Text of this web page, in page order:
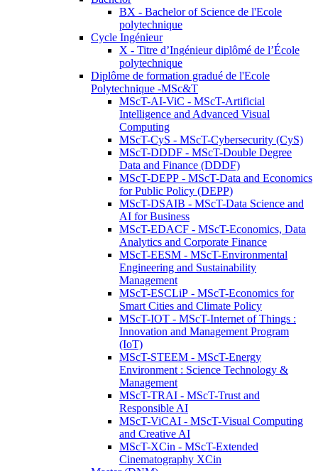
BX - Bachelor of Science de l'Ecole
polytechnique
Cycle Ingénieur
X - Titre d’Ingénieur diplômé de l’École
polytechnique
Diplôme de formation gradué de l'Ecole
Polytechnique -MSc&T
MScT-AI-ViC - MScT-Artificial
Intelligence and Advanced Visual
Computing
MScT-CyS - MScT-Cybersecurity (CyS)
MScT-DDDF - MScT-Double Degree
Data and Finance (DDDF)
MScT-DEPP - MScT-Data and Economics
for Public Policy (DEPP)
MScT-DSAIB - MScT-Data Science and
AI for Business
MScT-EDACF - MScT-Economics, Data
Analytics and Corporate Finance
MScT-EESM - MScT-Environmental
Engineering and Sustainability
Management
MScT-ESCLiP - MScT-Economics for
Smart Cities and Climate Policy
MScT-IOT - MScT-Internet of Things :
Innovation and Management Program
(IoT)
MScT-STEEM - MScT-Energy
Environment : Science Technology &
Management
MScT-TRAI - MScT-Trust and
Responsible AI
MScT-ViCAI - MScT-Visual Computing
and Creative AI
MScT-XCin - MScT-Extended
Cinematography XCin